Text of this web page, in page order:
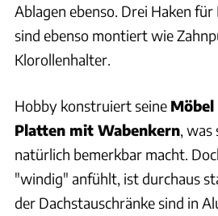
Ablagen ebenso. Drei Haken für
sind ebenso montiert wie
Klorollenhalter.
Hobby konstruiert seine
Platten mit Wabenkern, was
natürlich bemerkbar macht.
"windig" anfühlt, ist durchaus
der Dachstauschränke sind in